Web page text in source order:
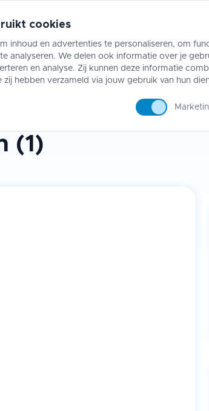
Riftbound Accessoires
(1)
cookies
inhoud en advertenties te personaliseren, om
analyseren. We delen ook informatie over je
en analyse. Zij kunnen deze informatie
hebben verzameld via jouw gebruik van hun